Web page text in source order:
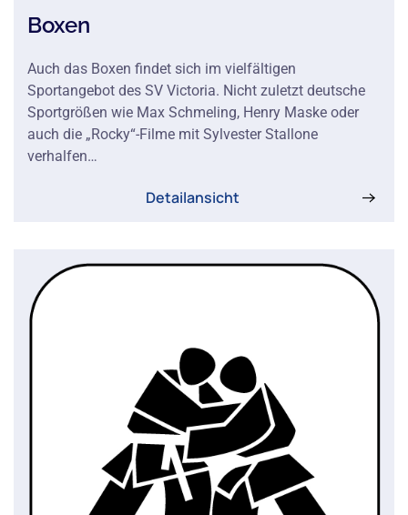
Boxen
Auch das Boxen findet sich im vielfältigen
Sportangebot des SV Victoria. Nicht zuletzt deutsche
Sportgrößen wie Max Schmeling, Henry Maske oder
auch die „Rocky“-Filme mit Sylvester Stallone
verhalfen…
Detailansicht